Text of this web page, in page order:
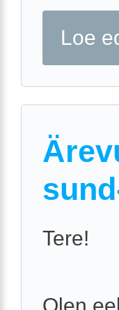
Loe
Tere!
Olen